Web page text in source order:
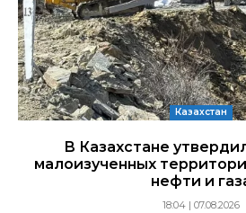
Казахстан
В Казахстане
малоизученных
нефти и
18:04 | 07.08.2026